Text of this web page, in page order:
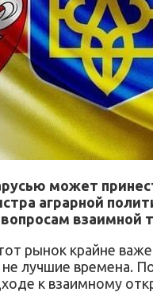
может
аграрной
взаимной
рынок крайне
лучшие времена.
к взаимному